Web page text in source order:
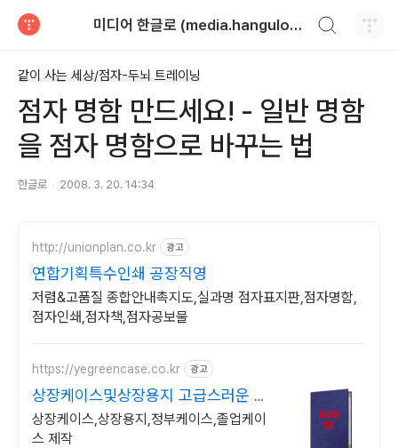
미디어 한글로 (media.hangulo.net)
같이 사는 세상/점자-두뇌 트레이닝
점자 명함 만드세요! - 일반 명함
을 점자 명함으로 바꾸는 법
한글로 2008. 3. 20. 14:34
http://unionplan.co.kr 광고
연합기획특수인쇄 공장직영
저렴&고품질 종합안내촉지도,실과명 점자표지판,점자명함,
점자인쇄,점자책,점자공보물
https://yegreencase.co.kr 광고
상장케이스및상장용지 고급스러운 차
별화된 디자인
상장케이스,상장용지,정부케이스,졸업케이
스 제작